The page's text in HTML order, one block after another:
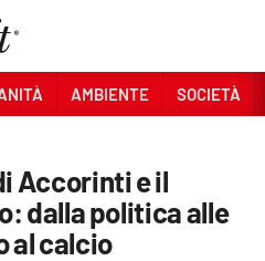
AMBIENTE SOCIETÀ
Accorinti e il
dalla politica alle
al calcio